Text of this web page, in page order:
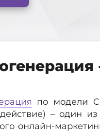
по модели
– один
онлайн-